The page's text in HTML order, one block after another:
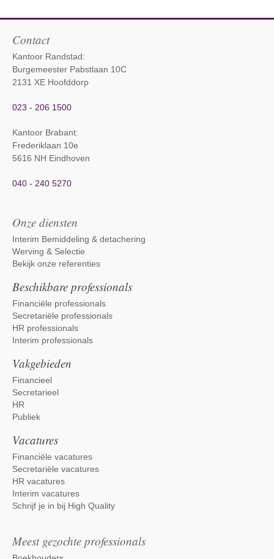
Contact
Kantoor Randstad:
Burgemeester Pabstlaan 10C
2131 XE Hoofddorp
023 - 206 1500
Kantoor Brabant:
Frederiklaan 10e
5616 NH Eindhoven
040 - 240 5270
Onze diensten
Interim Bemiddeling & detachering
Werving & Selectie
Bekijk onze referenties
Beschikbare professionals
Financiële professionals
Secretariële professionals
HR professionals
Interim professionals
Vakgebieden
Financieel
Secretarieel
HR
Publiek
Vacatures
Financiële vacatures
Secretariële vacatures
HR vacatures
Interim vacatures
Schrijf je in bij High Quality
Meest gezochte professionals